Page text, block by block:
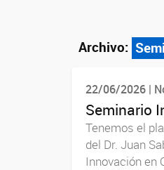
Archivo:
22/06/2026 |
Seminario
Tenemos el
del Dr. Juan
Innovación en